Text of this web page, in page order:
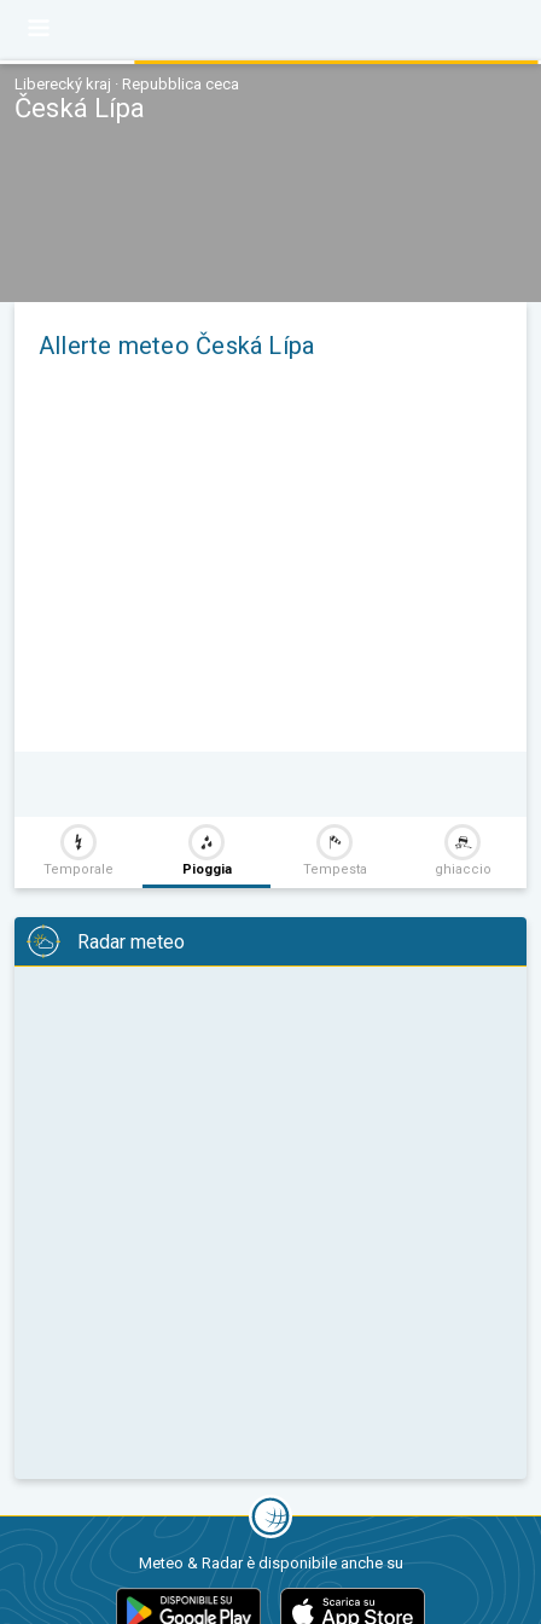
Liberecký kraj · Repubblica ceca
Česká Lípa
Allerte meteo Česká Lípa
Temporale Pioggia Tempesta ghiaccio
Radar meteo
Meteo & Radar è disponibile anche su